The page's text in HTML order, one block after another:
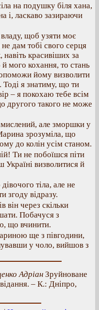
на подушку біля хана,
і, ласкаво зазираючи
щоб узяти моє
дам тобі свого серця
красивіших за
мого кохання, то стань
йому визволити
Тоді я знатиму, що ти
– я покохаю тебе всім
другого такого не може
але зморшки у
зрозуміла, що
до колін усім станом.
Ти не побоїшся піти
визволитися й
тіла, але не
згоду відразу.
він через скільки
Побачуся з
що вчинити.
ще з півгодини,
у чоло, вийшов з
Адріан Зруйноване
– К.: Дніпро,